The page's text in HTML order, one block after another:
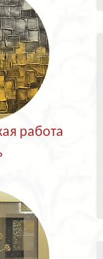
работа